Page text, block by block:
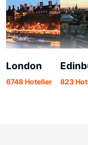
London
6748 Hoteller 823